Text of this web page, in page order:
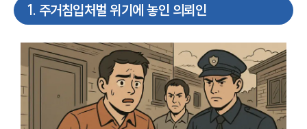
1. 주거침입처벌 위기에 놓인 의뢰인